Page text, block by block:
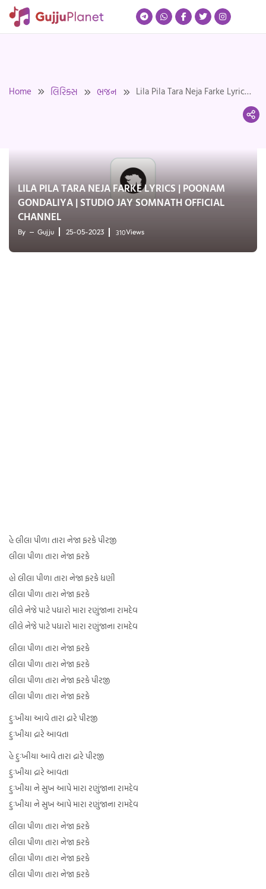
Skip
Home લિરિક્સ ભજન
Lila Pila Tara Neja Farke Lyrics
Jay Somnath Official Channel
LILA PILA TARA NEJA FARKE LYRICS | POONAM
GONDALIYA | STUDIO JAY SOMNATH OFFICIAL
CHANNEL
By Gujju 25-05-2023 310Views
હે લીલા પીળા તારા નેજા ફરકે પીરજી
લીલા પીળા તારા નેજા ફરકે
હો લીલા પીળા તારા નેજા ફરકે ધણી
લીલા પીળા તારા નેજા ફરકે
લીલે નેજે પાટે પધારો મારા રણુંજાના રામદેવ
લીલે નેજે પાટે પધારો મારા રણુંજાના રામદેવ
લીલા પીળા તારા નેજા ફરકે
લીલા પીળા તારા નેજા ફરકે
લીલા પીળા તારા નેજા ફરકે પીરજી
લીલા પીળા તારા નેજા ફરકે
દુઃખીયા આવે તારા દ્રારે પીરજી
દુઃખીયા દ્રારે આવતા
હે દુઃખીયા આવે તારા દ્રારે પીરજી
દુઃખીયા દ્રારે આવતા
દુઃખીયા ને સુખ આપે મારા રણુંજાના રામદેવ
દુઃખીયા ને સુખ આપે મારા રણુંજાના રામદેવ
લીલા પીળા તારા નેજા ફરકે
લીલા પીળા તારા નેજા ફરકે
લીલા પીળા તારા નેજા ફરકે
લીલા પીળા તારા નેજા ફરકે